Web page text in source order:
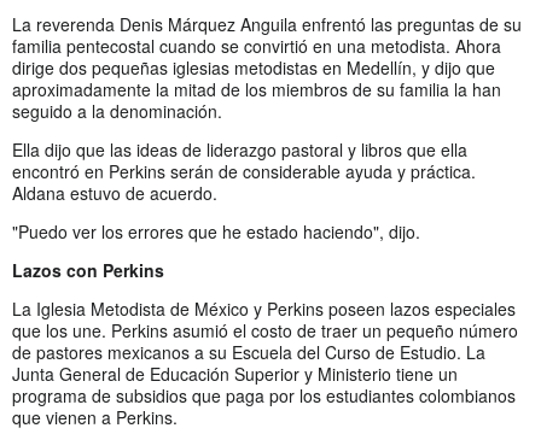
La reverenda Denis Márquez Anguila enfrentó las preguntas de su
familia pentecostal cuando se convirtió en una metodista. Ahora
dirige dos pequeñas iglesias metodistas en Medellín, y dijo que
aproximadamente la mitad de los miembros de su familia la han
seguido a la denominación.
Ella dijo que las ideas de liderazgo pastoral y libros que ella
encontró en Perkins serán de considerable ayuda y práctica.
Aldana estuvo de acuerdo.
"Puedo ver los errores que he estado haciendo", dijo.
Lazos con Perkins
La Iglesia Metodista de México y Perkins poseen lazos especiales
que los une. Perkins asumió el costo de traer un pequeño número
de pastores mexicanos a su Escuela del Curso de Estudio. La
Junta General de Educación Superior y Ministerio tiene un
programa de subsidios que paga por los estudiantes colombianos
que vienen a Perkins.